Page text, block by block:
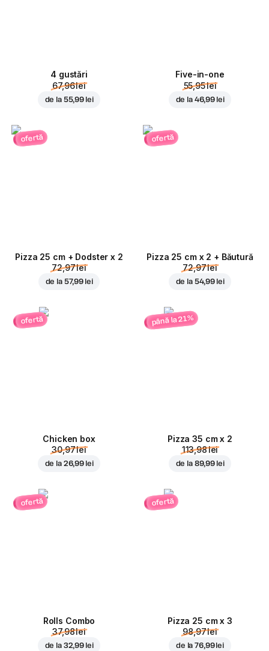
4 gustări
67,96 lei
de la 55,99 lei
Five-in-one
55,95 lei
de la 46,99 lei
ofertă
Pizza 25 cm + Dodster x 2
72,97 lei
de la 57,99 lei
ofertă
Pizza 25 cm x 2 + Băutură
72,97 lei
de la 54,99 lei
ofertă
Chicken box
30,97 lei
de la 26,99 lei
până la 21%
Pizza 35 cm x 2
113,98 lei
de la 89,99 lei
ofertă
Rolls Combo
37,98 lei
de la 32,99 lei
ofertă
Pizza 25 cm x 3
98,97 lei
de la76,99 lei